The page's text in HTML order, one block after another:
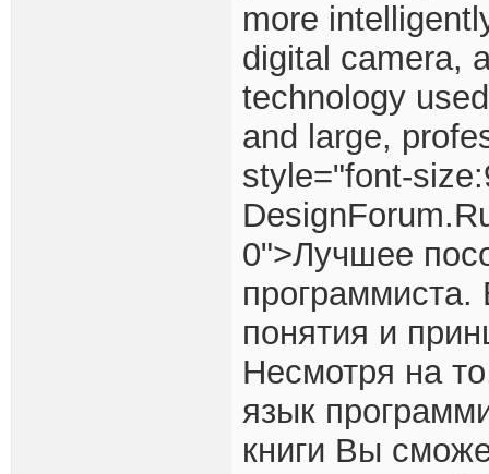
more
digital camera,
technology
and large,
style="font-
0">Лучшее
понятия и
Несмотря на
язык
книги Вы